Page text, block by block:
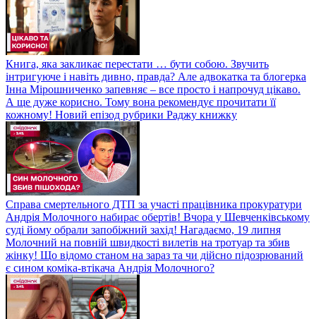
Книга, яка закликає перестати … бути собою. Звучить
інтригуюче і навіть дивно, правда? Але адвокатка та блогерка
Інна Мірошниченко запевняє – все просто і напрочуд цікаво.
А ще дуже корисно. Тому вона рекомендує прочитати її
кожному! Новий епізод рубрики Раджу книжку
Справа смертельного ДТП за участі працівника прокуратури
Андрія Молочного набирає обертів! Вчора у Шевченківському
суді йому обрали запобіжний захід! Нагадаємо, 19 липня
Молочний на повній швидкості вилетів на тротуар та збив
жінку! Що відомо станом на зараз та чи дійсно підозрюваний
є сином коміка-втікача Андрія Молочного?